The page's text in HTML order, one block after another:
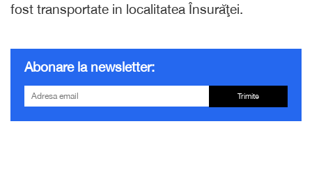
fost transportate in localitatea Însurăţei.
Abonare la newsletter:
Trimite